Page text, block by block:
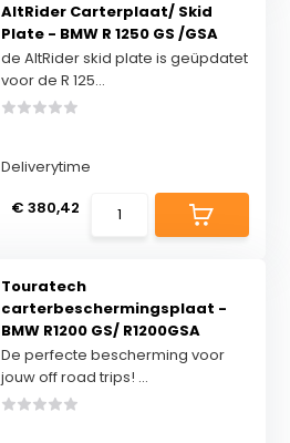
AltRider Carterplaat/ Skid
Plate - BMW R 1250 GS /GSA
de AltRider skid plate is geüpdatet
voor de R 125...
Deliverytime
€ 380,42
Touratech
carterbeschermingsplaat -
BMW R1200 GS/ R1200GSA
De perfecte bescherming voor
jouw off road trips! ...